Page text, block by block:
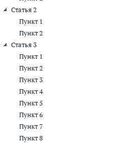
Статья 2
Пункт 1
Пункт 2
Статья 3
Пункт 1
Пункт 2
Пункт 3
Пункт 4
Пункт 5
Пункт 6
Пункт 7
Пункт 8